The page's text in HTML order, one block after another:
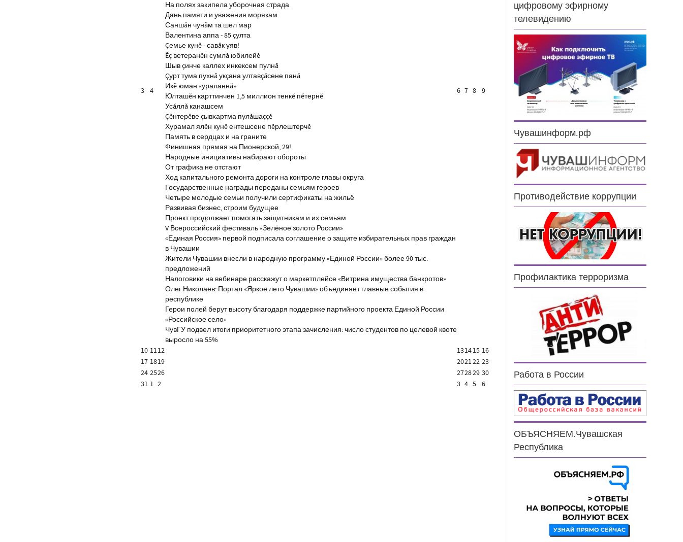
3 4
На полях закипела уборочная страда
Дань памяти и уважения морякам
Саншăн чунăм та шел мар
Валентина аппа - 85 çулта
Çемье кунĕ - савăк уяв!
Ĕç ветеранĕн сумлă юбилейĕ
Шыв çинче каллех инкексем пулнă
Çурт тума пухнă укçана ултавçăсене панă
Икĕ юман «ураланнă»
Юлташĕн карттинчен 1,5 миллион тенкĕ пĕтернĕ
Усăллă канашсем
Çĕнтерĕве çывхартма пулăшаççĕ
Хурамал ялĕн кунĕ ентешсене пĕрлештерчĕ
Память в сердцах и на граните
Финишная прямая на Пионерской, 29!
Народные инициативы набирают обороты
От графика не отстают
Ход капитального ремонта дороги на контроле главы округа
Государственные награды переданы семьям героев
Четыре молодые семьи получили сертификаты на жильё
Развивая бизнес, строим будущее
Проект продолжает помогать защитникам и их семьям
V Всероссийский фестиваль «Зелёное золото России»
«Единая Россия» первой подписала соглашение о защите избирательных прав граждан
в Чувашии
Жители Чувашии внесли в народную программу «Единой России» более 90 тыс.
предложений
Налоговики на вебинаре расскажут о маркетплейсе «Витрина имущества банкротов»
Олег Николаев: Портал «Яркое лето Чувашии» объединяет главные события в
республике
Герои полей берут высоту благодаря поддержке партийного проекта Единой России
«Российское село»
ЧувГУ подвел итоги приоритетного этапа зачисления: число студентов по целевой квоте
выросло на 55%
6 7 8 9
10 1112 131415 16
17 1819 202122 23
24 2526 272829 30
31 1 2 3 4 5 6
цифровому эфирному
телевидению
Чувашинформ.рф
Противодействие коррупции
Профилактика терроризма
Работа в России
ОБЪЯСНЯЕМ.Чувашская
Республика